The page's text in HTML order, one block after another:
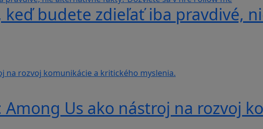
budete zdieľať iba pravdivé,
Us ako nástroj na rozvoj